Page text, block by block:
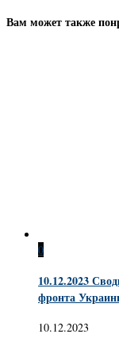
Вам может также
0
10.12.2023
фронта
10.12.2023